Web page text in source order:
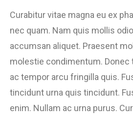
Curabitur vitae magna eu ex
nec quam. Nam quis mollis
accumsan aliquet. Praesent
molestie condimentum. Donec
ac tempor arcu fringilla quis.
tincidunt urna quis tincidunt.
enim. Nullam ac urna purus.